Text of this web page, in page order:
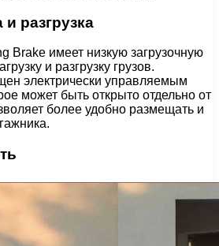
и разгрузка
Brake имеет низкую загрузочную
и разгрузку грузов.
электрически управляемым
может быть открыто отдельно от
более удобно размещать и